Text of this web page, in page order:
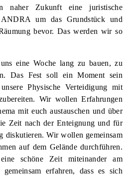
naher Zukunft eine juristische
ANDRA um das Grundstück und
bevor. Das werden wir so
eine Woche lang zu bauen, zu
Das Fest soll ein Moment sein
Physische Verteidigung mit
Wir wollen Erfahrungen
mit euch austauschen und über
Zeit nach der Enteignung und für
diskutieren. Wir wollen gemeinsam
auf dem Gelände durchführen.
schöne Zeit miteinander am
erfahren, dass es sich